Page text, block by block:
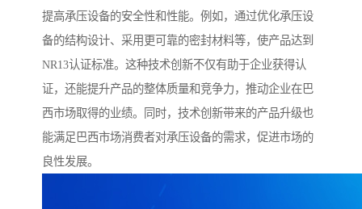
提高承压设备的安全性和性能。例如，通过优化承压设
备的结构设计、采用更可靠的密封材料等，使产品达到
NR13认证标准。这种技术创新不仅有助于企业获得认
证，还能提升产品的整体质量和竞争力，推动企业在巴
西市场取得的业绩。同时，技术创新带来的产品升级也
能满足巴西市场消费者对承压设备的需求，促进市场的
良性发展。